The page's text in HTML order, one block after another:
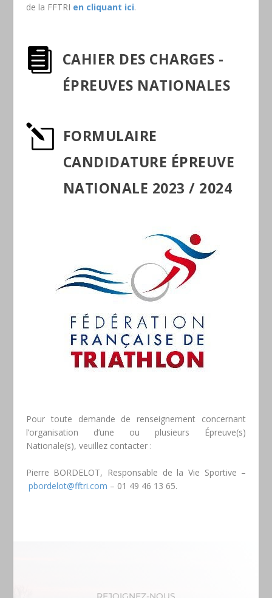
de la FFTRI en cliquant ici.
 CAHIER DES CHARGES -
ÉPREUVES NATIONALES
l FORMULAIRE
CANDIDATURE ÉPREUVE
NATIONALE 2023 / 2024
Pour toute demande de renseignement concernant
l’organisation d’une ou plusieurs Épreuve(s)
Nationale(s), veuillez contacter :
Pierre BORDELOT, Responsable de la Vie Sportive –
pbordelot@fftri.com – 01 49 46 13 65.